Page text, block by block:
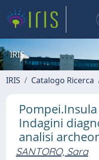
IRIS
IRIS Catalogo Ricerca
Indagini
analisi
SANTORO, Sara